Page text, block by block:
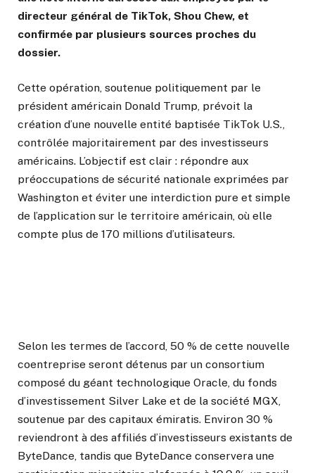
directeur général de TikTok, Shou Chew, et
confirmée par plusieurs sources proches du
dossier.
Cette opération, soutenue politiquement par le
président américain Donald Trump, prévoit la
création d’une nouvelle entité baptisée TikTok U.S.,
contrôlée majoritairement par des investisseurs
américains. L’objectif est clair : répondre aux
préoccupations de sécurité nationale exprimées par
Washington et éviter une interdiction pure et simple
de l’application sur le territoire américain, où elle
compte plus de 170 millions d’utilisateurs.
Selon les termes de l’accord, 50 % de cette nouvelle
coentreprise seront détenus par un consortium
composé du géant technologique Oracle, du fonds
d’investissement Silver Lake et de la société MGX,
soutenue par des capitaux émiratis. Environ 30 %
reviendront à des affiliés d’investisseurs existants de
ByteDance, tandis que ByteDance conservera une